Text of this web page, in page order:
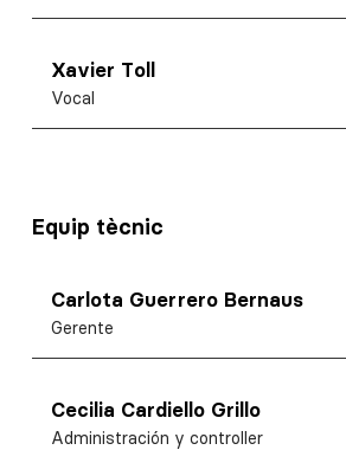
Xavier Toll
Vocal
Equip tècnic
Carlota Guerrero Bernaus
Gerente
Cecilia Cardiello Grillo
Administración y controller